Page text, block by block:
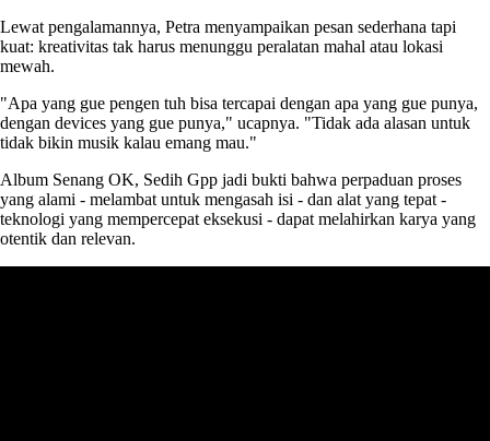
Lewat pengalamannya, Petra menyampaikan pesan sederhana tapi
kuat: kreativitas tak harus menunggu peralatan mahal atau lokasi
mewah.
"Apa yang gue pengen tuh bisa tercapai dengan apa yang gue punya,
dengan devices yang gue punya," ucapnya. "Tidak ada alasan untuk
tidak bikin musik kalau emang mau."
Album Senang OK, Sedih Gpp jadi bukti bahwa perpaduan proses
yang alami - melambat untuk mengasah isi - dan alat yang tepat -
teknologi yang mempercepat eksekusi - dapat melahirkan karya yang
otentik dan relevan.